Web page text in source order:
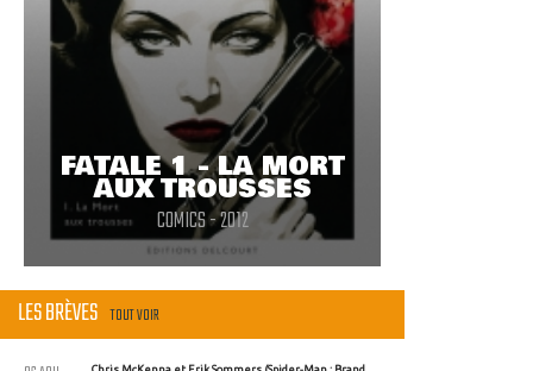
FATALE 1 - LA MORT
AUX TROUSSES
COMICS - 2012
LES BRÈVES TOUT VOIR